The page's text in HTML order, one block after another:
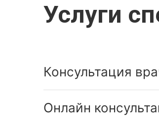
Услуги
Консультация
Онлайн